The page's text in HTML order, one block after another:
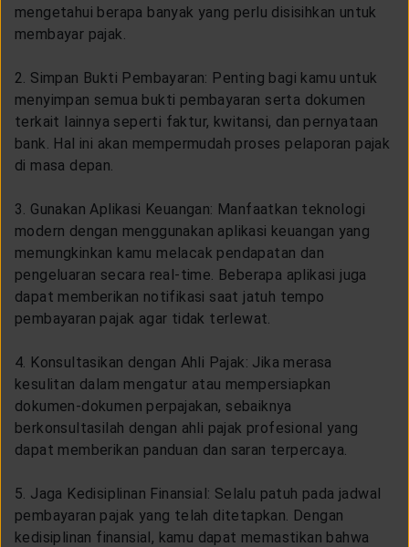
mengetahui berapa banyak yang perlu disisihkan untuk
membayar pajak.
2. Simpan Bukti Pembayaran: Penting bagi kamu untuk
menyimpan semua bukti pembayaran serta dokumen
terkait lainnya seperti faktur, kwitansi, dan pernyataan
bank. Hal ini akan mempermudah proses pelaporan pajak
di masa depan.
3. Gunakan Aplikasi Keuangan: Manfaatkan teknologi
modern dengan menggunakan aplikasi keuangan yang
memungkinkan kamu melacak pendapatan dan
pengeluaran secara real-time. Beberapa aplikasi juga
dapat memberikan notifikasi saat jatuh tempo
pembayaran pajak agar tidak terlewat.
4. Konsultasikan dengan Ahli Pajak: Jika merasa
kesulitan dalam mengatur atau mempersiapkan
dokumen-dokumen perpajakan, sebaiknya
berkonsultasilah dengan ahli pajak profesional yang
dapat memberikan panduan dan saran terpercaya.
5. Jaga Kedisiplinan Finansial: Selalu patuh pada jadwal
pembayaran pajak yang telah ditetapkan. Dengan
kedisiplinan finansial, kamu dapat memastikan bahwa